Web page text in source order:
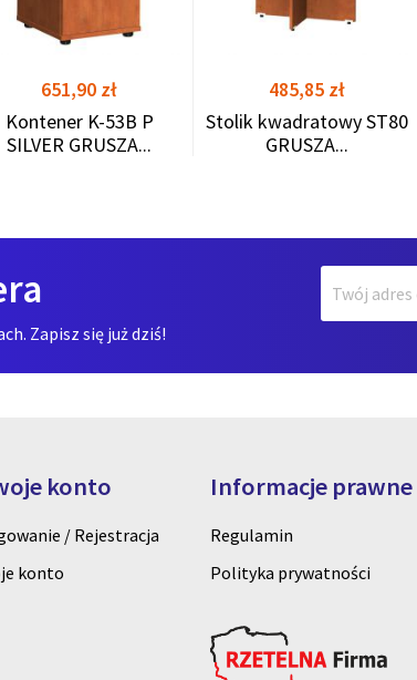
Cena
651,90 zł
Kontener K-53B P
SILVER GRUSZA...
Cena
485,85 zł
Stolik kwadratowy ST80
GRUSZA...
Zapisz się już dziś!
konto
/ Rejestracja
konto
Informacje prawne
Regulamin
Polityka prywatności